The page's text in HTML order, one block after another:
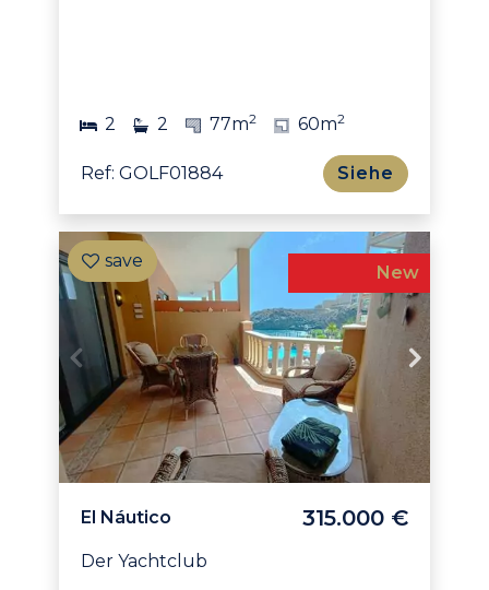
2 2 77m2 60m2
Ref: GOLF01884 Siehe
New
El Náutico 315.000 €
Der Yachtclub